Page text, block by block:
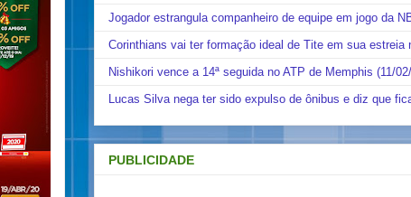
Jogador estrangula companheiro de equipe em jogo da
Corinthians vai ter formação ideal de Tite em sua estreia
Nishikori vence a 14ª seguida no ATP de Memphis (11/
Lucas Silva nega ter sido expulso de ônibus e diz que
PUBLICIDADE